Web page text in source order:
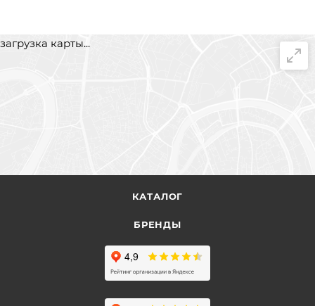
загрузка карты...
КАТАЛОГ
БРЕНДЫ